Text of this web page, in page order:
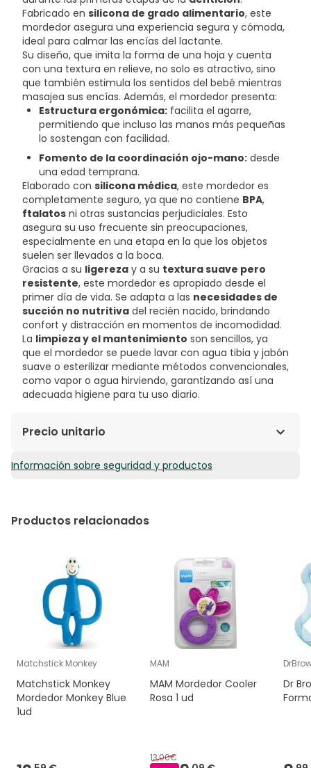
Fabricado en silicona de grado alimentario, este
mordedor asegura una experiencia segura y cómoda,
ideal para calmar las encías del lactante.
Su diseño, que imita la forma de una hoja y cuenta
con una textura en relieve, no solo es atractivo, sino
que también estimula los sentidos del bebé mientras
masajea sus encías. Además, el mordedor presenta:
Estructura ergonómica: facilita el agarre,
permitiendo que incluso las manos más pequeñas
lo sostengan con facilidad.
Fomento de la coordinación ojo-mano: desde
una edad temprana.
Elaborado con silicona médica, este mordedor es
completamente seguro, ya que no contiene BPA,
ftalatos ni otras sustancias perjudiciales. Esto
asegura su uso frecuente sin preocupaciones,
especialmente en una etapa en la que los objetos
suelen ser llevados a la boca.
Gracias a su ligereza y a su textura suave pero
resistente, este mordedor es apropiado desde el
primer día de vida. Se adapta a las necesidades de
succión no nutritiva del recién nacido, brindando
confort y distracción en momentos de incomodidad.
La limpieza y el mantenimiento son sencillos, ya
que el mordedor se puede lavar con agua tibia y jabón
suave o esterilizar mediante métodos convencionales,
como vapor o agua hirviendo, garantizando así una
adecuada higiene para tu uso diario.
Precio unitario
6,87€ / Unidades
Información sobre seguridad y productos
Productos relacionados
Matchstick Monkey
Matchstick Monkey
Mordedor Monkey Blue
1ud
MAM
MAM Mordedor Cooler
Rosa 1 ud
13,00€
Dr